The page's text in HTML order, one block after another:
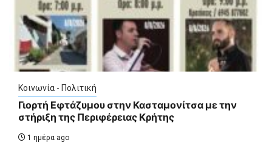
Κοινωνία - Πολιτική
Γιορτή Εφτάζυμου στην Κασταμονίτσα με την
στήριξη της Περιφέρειας Κρήτης
1 ημέρα ago